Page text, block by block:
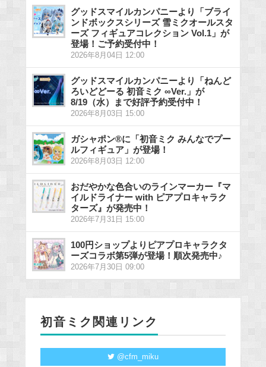
グッドスマイルカンパニーより「ブライ
ンドボックスシリーズ 雪ミクオールスタ
ーズ フィギュアコレクション Vol.1」が
登場！ご予約受付中！
2026年8月04日 12:00
グッドスマイルカンパニーより「ねんど
ろいどどーる 初音ミク ∞Ver.」が
8/19（水）まで好評予約受付中！
2026年8月03日 15:00
ガシャポン®に「初音ミク みんなでプー
ルフィギュア」が登場！
2026年8月03日 12:00
おだやかな色合いのラインマーカー『マ
イルドライナー with ピアプロキャラク
ターズ』が発売中！
2026年7月31日 15:00
100円ショップよりピアプロキャラクタ
ーズコラボ第5弾が登場！順次発売中♪
2026年7月30日 09:00
初音ミク関連リンク
@cfm_miku